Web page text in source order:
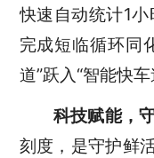
快速自动统计1小
完成短临循环同
道”跃入“智能快
科技赋能，
刻度，是守护鲜